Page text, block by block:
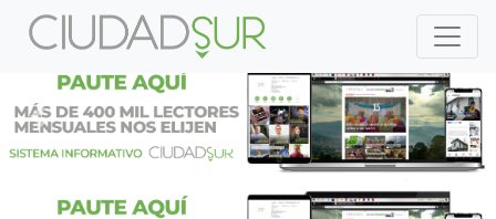
Previous